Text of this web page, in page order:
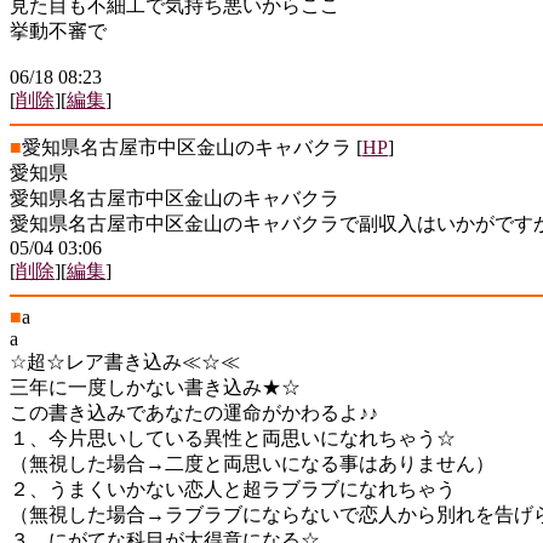
見た目も不細工で気持ち悪いからここ
挙動不審で
06/18 08:23
[削除][編集]
■愛知県名古屋市中区金山のキャバクラ [HP]
愛知県
愛知県名古屋市中区金山のキャバクラ
愛知県名古屋市中区金山のキャバクラで副収入はいかがです
05/04 03:06
[削除][編集]
■a
a
☆超☆レア書き込み≪☆≪
三年に一度しかない書き込み★☆
この書き込みであなたの運命がかわるよ♪♪
１、今片思いしている異性と両思いになれちゃう☆
（無視した場合→二度と両思いになる事はありません）
２、うまくいかない恋人と超ラブラブになれちゃう
（無視した場合→ラブラブにならないで恋人から別れを告げ